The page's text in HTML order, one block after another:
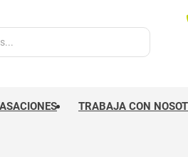
TRABAJA CON